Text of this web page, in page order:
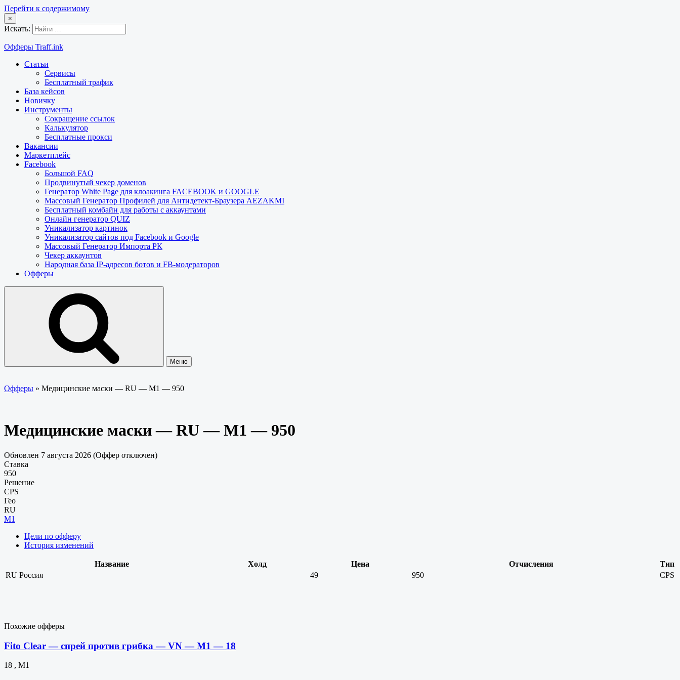
Перейти к содержимому
×
Искать:
Офферы Traff.ink
Статьи
Сервисы
Бесплатный трафик
База кейсов
Новичку
Инструменты
Сокращение ссылок
Калькулятор
Бесплатные прокси
Вакансии
Маркетплейс
Facebook
Большой FAQ
Продвинутый чекер доменов
Генератор White Page для клоакинга FACEBOOK и GOOGLE
Массовый Генератор Профилей для Антидетект-Браузера AEZAKMI
Бесплатный комбайн для работы с аккаунтами
Онлайн генератор QUIZ
Уникализатор картинок
Уникализатор сайтов под Facebook и Google
Массовый Генератор Импорта РК
Чекер аккаунтов
Народная база IP-адресов ботов и FB-модераторов
Офферы
Меню
Офферы » Медицинские маски — RU — M1 — 950
Медицинские маски — RU — M1 — 950
Обновлен 7 августа 2026 (Оффер отключен)
Ставка
950
Решение
CPS
Гео
RU
M1
Цели по офферу
История изменений
Название Холд Цена Отчисления
Тип
RU Россия 49 950 CPS
Похожие офферы
Fito Clear — спрей против грибка — VN — M1 — 18
18 , M1